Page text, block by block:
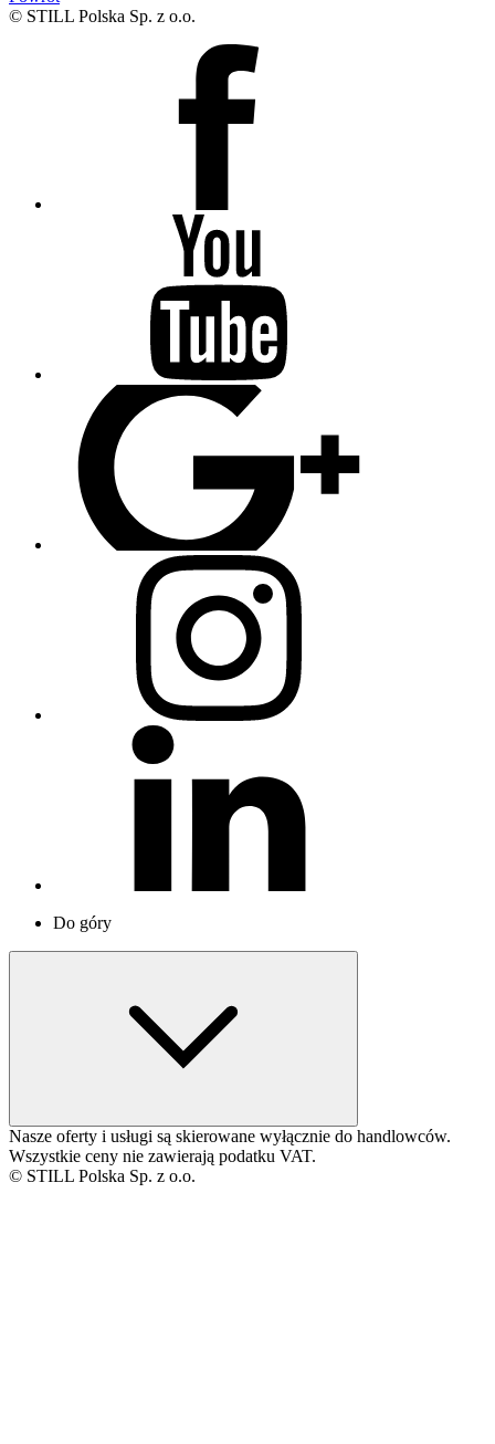
© STILL Polska Sp. z o.o.
Do góry
Nasze oferty i usługi są skierowane wyłącznie do handlowców.
Wszystkie ceny nie zawierają podatku VAT.
© STILL Polska Sp. z o.o.